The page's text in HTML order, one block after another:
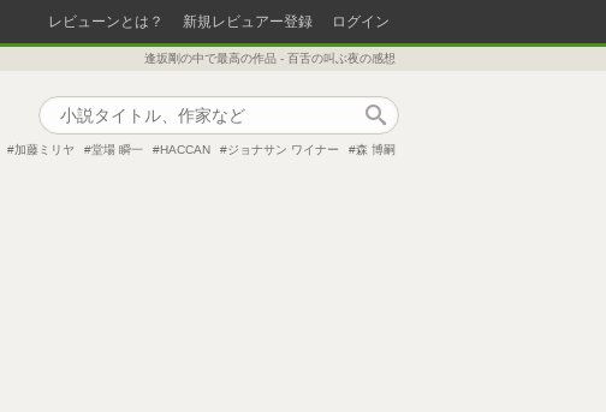
レビューンとは？ 新規レビュアー登録 ログイン
逢坂剛の中で最高の作品 - 百舌の叫ぶ夜の感想
加藤ミリヤ 堂場 瞬一 HACCAN ジョナサン ワイナー 森 博嗣